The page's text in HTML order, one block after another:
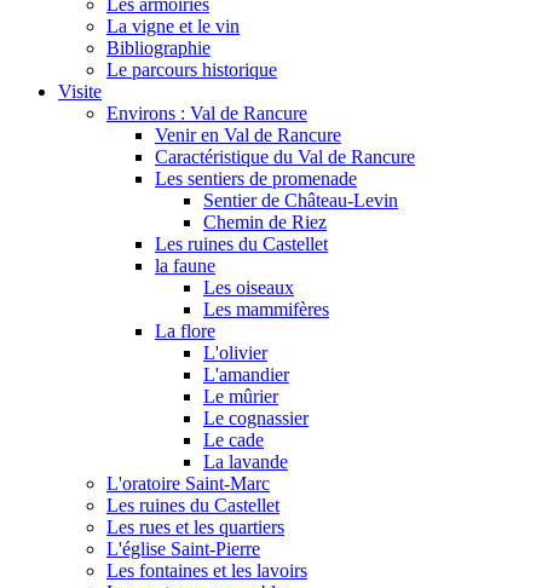
Les armoiries
La vigne et le vin
Bibliographie
Le parcours historique
Visite
Environs : Val de Rancure
Venir en Val de Rancure
Caractéristique du Val de Rancure
Les sentiers de promenade
Sentier de Château-Levin
Chemin de Riez
Les ruines du Castellet
la faune
Les oiseaux
Les mammifères
La flore
L'olivier
L'amandier
Le mûrier
Le cognassier
Le cade
La lavande
L'oratoire Saint-Marc
Les ruines du Castellet
Les rues et les quartiers
L'église Saint-Pierre
Les fontaines et les lavoirs